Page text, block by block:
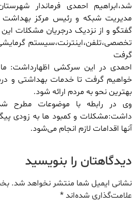
شد،ابراهیم احمدی فرماندار
مدیریت شبکه و رئیس مرکز بهداشت
گفتگو و از نزدیک درجریان مشکلات این
تخصصی،تلفن،اینترنت،سیستم
گرفت
احمدی در این سرکشی اظهارداشت: ما
خواهیم گرفت تا خدمات بهداشتی و
بهترین نحو به مردم ارائه شود.
وی در رابطه با موضوعات مطرح
داشت:مشکلات و کمبود ها به زودی
آنها اقدامات لازم انجام می‌شود.
دیدگاهتان را بنویسید
نشانی ایمیل شما منتشر نخواهد شد.
علامت‌گذاری شده‌اند*